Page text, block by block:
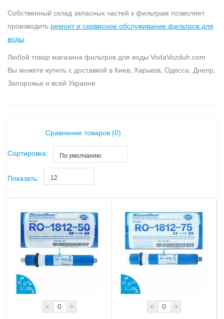
Собственный склад запасных частей к фильтрам позволяет
производить ремонт и сервисное обслуживание фильтров для
воды
Любой товар магазина фильтров для воды VodaVozduh.com
Вы можете купить с доставкой в Киев, Харьков, Одесса, Днепр,
Запорожье и всей Украине.
Сравнение товаров (0)
Сортировка: По умолчанию
Показать: 12
< > < >